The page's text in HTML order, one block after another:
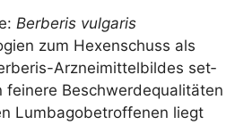
Ber­be­ris vulgaris
zum Hexen­schuss als
Arz­nei­mit­tel­bil­des set­
fei­ne­re Beschwer­de­qua­li­tä­ten
Lum­ba­go­be­trof­fe­nen liegt